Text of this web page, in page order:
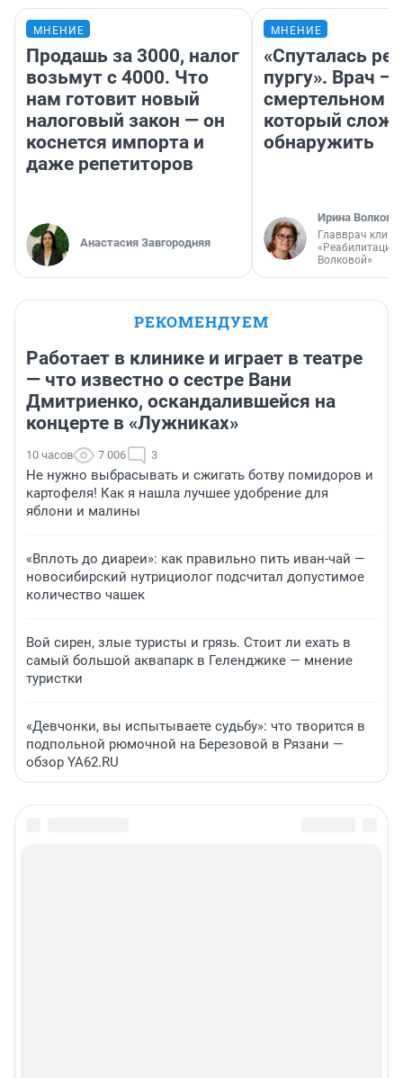
МНЕНИЕ
Продашь за 3000, налог
возьмут с 4000. Что
нам готовит новый
налоговый закон — он
коснется импорта и
даже репетиторов
Анастасия Завгородняя
МНЕНИЕ
«Спуталась
пургу». Врач —
смертельном
который
обнаружить
Ирина Волкова
Главврач
«Реабилитация
Волковой»
РЕКОМЕНДУЕМ
Работает в клинике и играет в театре
— что известно о сестре Вани
Дмитриенко, оскандалившейся на
концерте в «Лужниках»
10 часов 7 006 3
Не нужно выбрасывать и сжигать ботву помидоров и
картофеля! Как я нашла лучшее удобрение для
яблони и малины
«Вплоть до диареи»: как правильно пить иван-чай —
новосибирский нутрициолог подсчитал допустимое
количество чашек
Вой сирен, злые туристы и грязь. Стоит ли ехать в
самый большой аквапарк в Геленджике — мнение
туристки
«Девчонки, вы испытываете судьбу»: что творится в
подпольной рюмочной на Березовой в Рязани —
обзор YA62.RU